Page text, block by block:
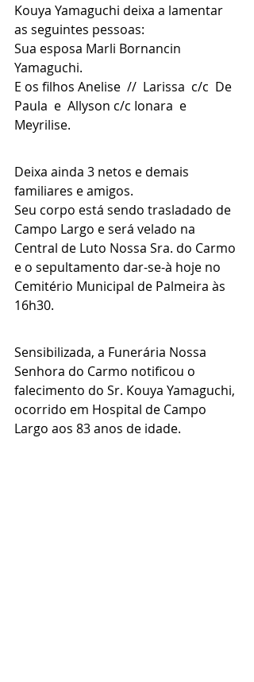
Kouya Yamaguchi deixa a lamentar
as seguintes pessoas:
Sua esposa Marli Bornancin
Yamaguchi.
E os filhos Anelise  //  Larissa  c/c  De
Paula  e  Allyson c/c Ionara  e
Meyrilise.
Deixa ainda 3 netos e demais
familiares e amigos.
Seu corpo está sendo trasladado de
Campo Largo e será velado na
Central de Luto Nossa Sra. do Carmo
e o sepultamento dar-se-à hoje no
Cemitério Municipal de Palmeira às
16h30.
Sensibilizada, a Funerária Nossa
Senhora do Carmo notificou o
falecimento do Sr. Kouya Yamaguchi,
ocorrido em Hospital de Campo
Largo aos 83 anos de idade.